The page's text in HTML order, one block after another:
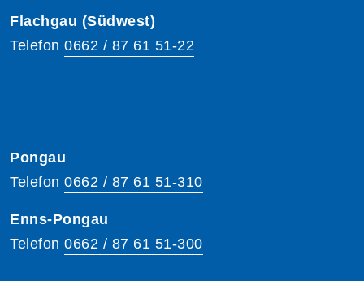
Flachgau (Südwest)
Telefon 0662 / 87 61 51-22
Pongau
Telefon 0662 / 87 61 51-310
Enns-Pongau
Telefon 0662 / 87 61 51-300